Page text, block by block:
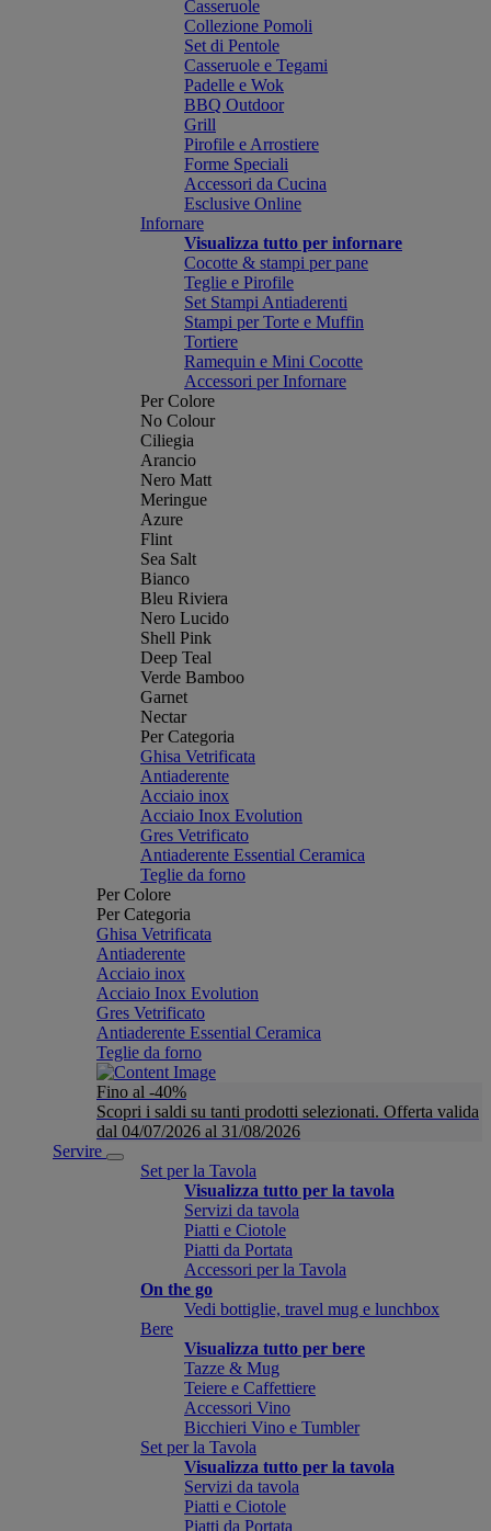
Casseruole
Collezione Pomoli
Set di Pentole
Casseruole e Tegami
Padelle e Wok
BBQ Outdoor
Grill
Pirofile e Arrostiere
Forme Speciali
Accessori da Cucina
Esclusive Online
Infornare
Visualizza tutto per infornare
Cocotte & stampi per pane
Teglie e Pirofile
Set Stampi Antiaderenti
Stampi per Torte e Muffin
Tortiere
Ramequin e Mini Cocotte
Accessori per Infornare
Per Colore
No Colour
Ciliegia
Arancio
Nero Matt
Meringue
Azure
Flint
Sea Salt
Bianco
Bleu Riviera
Nero Lucido
Shell Pink
Deep Teal
Verde Bamboo
Garnet
Nectar
Per Categoria
Ghisa Vetrificata
Antiaderente
Acciaio inox
Acciaio Inox Evolution
Gres Vetrificato
Antiaderente Essential Ceramica
Teglie da forno
Per Colore
Per Categoria
Ghisa Vetrificata
Antiaderente
Acciaio inox
Acciaio Inox Evolution
Gres Vetrificato
Antiaderente Essential Ceramica
Teglie da forno
Fino al -40%
Scopri i saldi su tanti prodotti selezionati. Offerta valida
dal 04/07/2026 al 31/08/2026
Servire
Set per la Tavola
Visualizza tutto per la tavola
Servizi da tavola
Piatti e Ciotole
Piatti da Portata
Accessori per la Tavola
On the go
Vedi bottiglie, travel mug e lunchbox
Bere
Visualizza tutto per bere
Tazze & Mug
Teiere e Caffettiere
Accessori Vino
Bicchieri Vino e Tumbler
Set per la Tavola
Visualizza tutto per la tavola
Servizi da tavola
Piatti e Ciotole
Piatti da Portata